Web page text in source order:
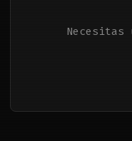
Necesitas